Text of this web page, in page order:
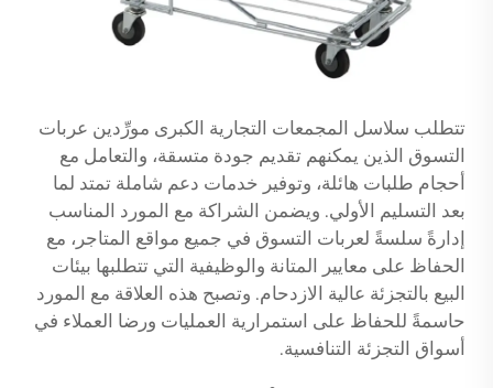
تتطلب سلاسل المجمعات التجارية الكبرى مورِّدين عربات
التسوق الذين يمكنهم تقديم جودة متسقة، والتعامل مع
أحجام طلبات هائلة، وتوفير خدمات دعم شاملة تمتد لما
بعد التسليم الأولي. ويضمن الشراكة مع المورد المناسب
إدارةً سلسةً لعربات التسوق في جميع مواقع المتاجر، مع
الحفاظ على معايير المتانة والوظيفية التي تتطلبها بيئات
البيع بالتجزئة عالية الازدحام. وتصبح هذه العلاقة مع المورد
حاسمةً للحفاظ على استمرارية العمليات ورضا العملاء في
أسواق التجزئة التنافسية.